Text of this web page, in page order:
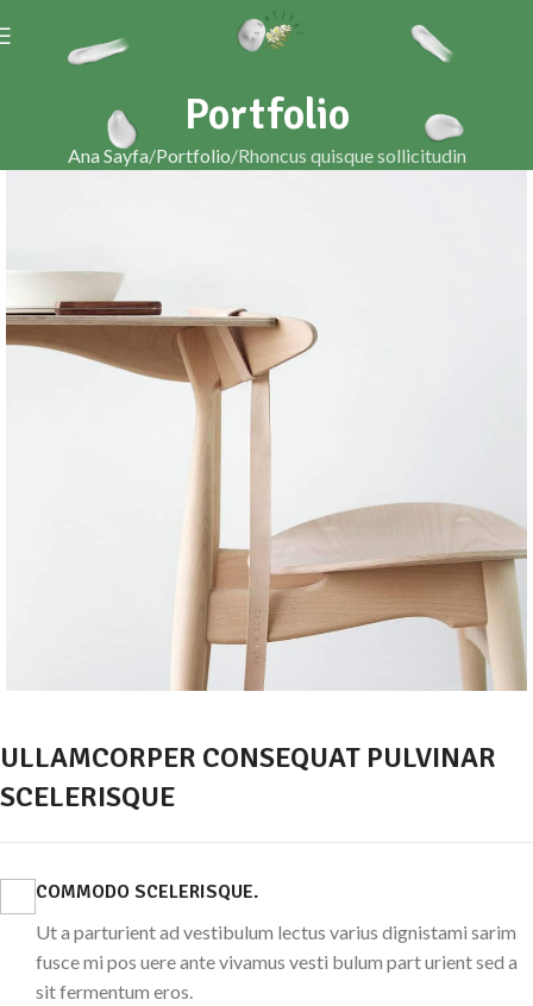
Portfolio
Ana Sayfa Portfolio Rhoncus quisque sollicitudin
ULLAMCORPER CONSEQUAT PULVINAR
SCELERISQUE
COMMODO SCELERISQUE.
Ut a parturient ad vestibulum lectus varius dignistami sarim
fusce mi pos uere ante vivamus vesti bulum part urient sed a
sit fermentum eros.